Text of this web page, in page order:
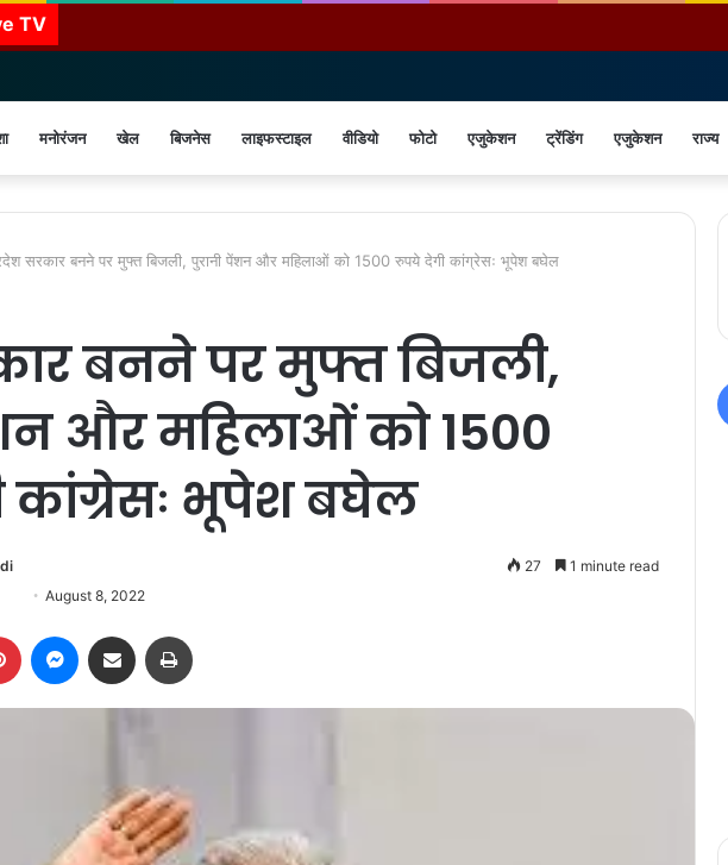
TV
मनोरंजन खेल बिजनेस लाइफस्टाइल वीडियो फोटो एजुकेशन ट्रेंडिंग एजुकेशन राज्य
सरकार बनने पर मुफ्त बिजली, पुरानी पेंशन और महिलाओं को 1500 रुपये देगी कांग्रेसः भूपेश बघेल
बनने पर मुफ्त बिजली,
और महिलाओं को 1500
कांग्रेसः भूपेश बघेल
August 8, 2022
27 1 minute read
Pinterest Messenger
Share via Email